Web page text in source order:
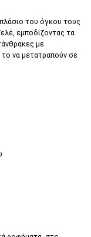
του όγκου τους
εμποδίζοντας τα
με
το να μετατραπούν σε